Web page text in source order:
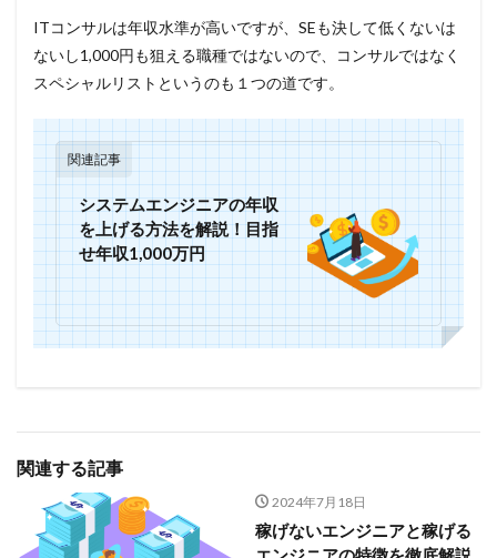
ITコンサルは年収水準が高いですが、SEも決して低くないは
ないし1,000円も狙える職種ではないので、コンサルではなく
スペシャルリストというのも１つの道です。
関連記事
システムエンジニアの年収
を上げる方法を解説！目指
せ年収1,000万円
関連する記事
2024年7月18日
稼げないエンジニアと稼げる